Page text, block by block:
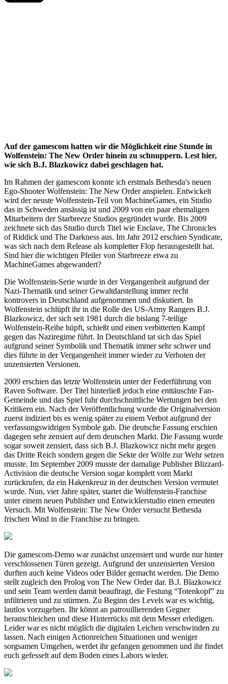
Auf der gamescom hatten wir die Möglichkeit eine Stunde in
Wolfenstein: The New Order hinein zu schnuppern. Lest hier,
wie sich B.J. Blazkowicz dabei geschlagen hat.
Im Rahmen der gamescom konnte ich erstmals Bethesda's neuen
Ego-Shooter Wolfenstein: The New Order anspielen. Entwickelt
wird der neuste Wolfenstein-Teil von MachineGames, ein Studio
das in Schweden ansässig ist und 2009 von ein paar ehemaligen
Mitarbeitern der Starbreeze Studios gegründet wurde. Bis 2009
zeichnete sich das Studio durch Titel wie Enclave, The Chronicles
of Riddick und The Darkness aus. Im Jahr 2012 erschien Syndicate,
was sich nach dem Release als kompletter Flop herausgestellt hat.
Sind hier die wichtigen Pfeiler von Starbreeze etwa zu
MachineGames abgewandert?
Die Wolfenstein-Serie wurde in der Vergangenheit aufgrund der
Nazi-Thematik und seiner Gewaltdarstellung immer recht
kontrovers in Deutschland aufgenommen und diskutiert. In
Wolfenstein schlüpft ihr in die Rolle des US-Army Rangers B.J.
Blazkowicz, der sich seit 1981 durch die bislang 7-teilige
Wolfenstein-Reihe hüpft, schießt und einen verbitterten Kampf
gegen das Naziregime führt. In Deutschland tat sich das Spiel
aufgrund seiner Symbolik und Thematik immer sehr schwer und
dies führte in der Vergangenheit immer wieder zu Verboten der
unzensierten Versionen.
2009 erschien das letzte Wolfenstein unter der Federführung von
Raven Software. Der Titel hinterließ jedoch eine enttäuschte Fan-
Gemeinde und das Spiel fuhr durchschnittliche Wertungen bei den
Kritikern ein. Nach der Veröffentlichung wurde die Originalversion
zuerst indiziert bis es wenig später zu einem Verbot aufgrund der
verfassungswidrigen Symbole gab. Die deutsche Fassung erschien
dagegen sehr zensiert auf dem deutschen Markt. Die Fassung wurde
sogar soweit zensiert, dass sich B.J. Blazkowicz nicht mehr gegen
das Dritte Reich sondern gegen die Sekte der Wölfe zur Wehr setzen
musste. Im September 2009 musste der damalige Publisher Blizzard-
Activision die deutsche Version sogar komplett vom Markt
zurückrufen, da ein Hakenkreuz in der deutschen Version vermutet
wurde. Nun, vier Jahre später, startet die Wolfenstein-Franchise
unter einem neuen Publisher und Entwicklerstudio einen erneuten
Versuch. Mit Wolfenstein: The New Order versucht Bethesda
frischen Wind in die Franchise zu bringen.
Die gamescom-Demo war zunächst unzensiert und wurde nur hinter
verschlossenen Türen gezeigt. Aufgrund der unzensierten Version
durften auch keine Videos oder Bilder gemacht werden. Die Demo
stellt zugleich den Prolog von The New Order dar. B.J. Blazkowicz
und sein Team werden damit beauftragt, die Festung “Totenkopf” zu
infiltrieren und zu stürmen. Zu Beginn des Levels war es wichtig,
lautlos vorzugehen. Ihr könnt an patrouillierenden Gegner
heranschleichen und diese Hinterrücks mit dem Messer erledigen.
Leider war es nicht möglich die digitalen Leichen verschwinden zu
lassen. Nach einigen Actionreichen Situationen und weniger
sorgsamen Umgehen, werdet ihr gefangen genommen und ihr findet
euch gefesselt auf dem Boden eines Labors wieder.